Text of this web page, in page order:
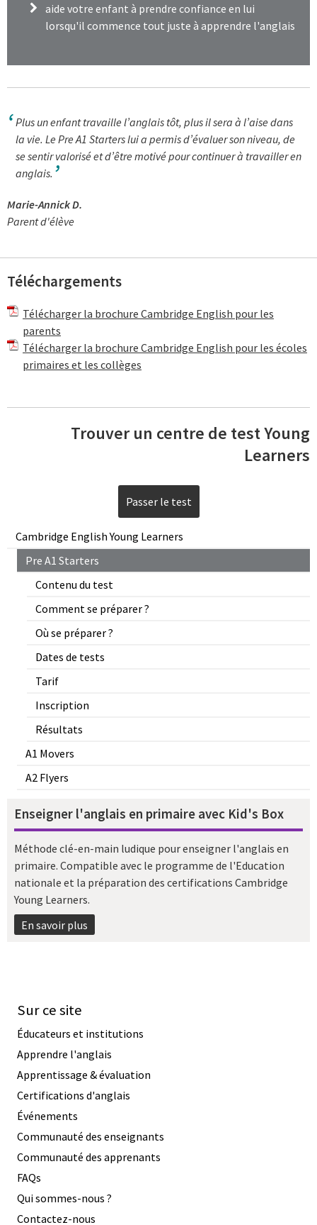
Cambridge English Young Learners
Pre A1 Starters
Contenu du test
Comment se préparer ?
Où se préparer ?
Dates de tests
Tarif
Inscription
Résultats
A1 Movers
A2 Flyers
Enseigner l'anglais en primaire avec Kid's Box
Méthode clé-en-main ludique pour enseigner l'anglais en
primaire. Compatible avec le programme de l'Education
nationale et la préparation des certifications Cambridge
Young Learners.
En savoir plus
aide votre enfant à prendre confiance en lui
lorsqu'il commence tout juste à apprendre l'anglais
Plus un enfant travaille l’anglais tôt, plus il sera à l’aise dans
la vie. Le Pre A1 Starters lui a permis d’évaluer son niveau, de
se sentir valorisé et d’être motivé pour continuer à travailler en
anglais.
Marie-Annick D.
Parent d'élève
Téléchargements
Télécharger la brochure Cambridge English pour les
parents
Télécharger la brochure Cambridge English pour les écoles
primaires et les collèges
Trouver un centre de test Young
Learners
Passer le test
Sur ce site
Éducateurs et institutions
Apprendre l'anglais
Apprentissage & évaluation
Certifications d'anglais
Événements
Communauté des enseignants
Communauté des apprenants
FAQs
Qui sommes-nous ?
Contactez-nous